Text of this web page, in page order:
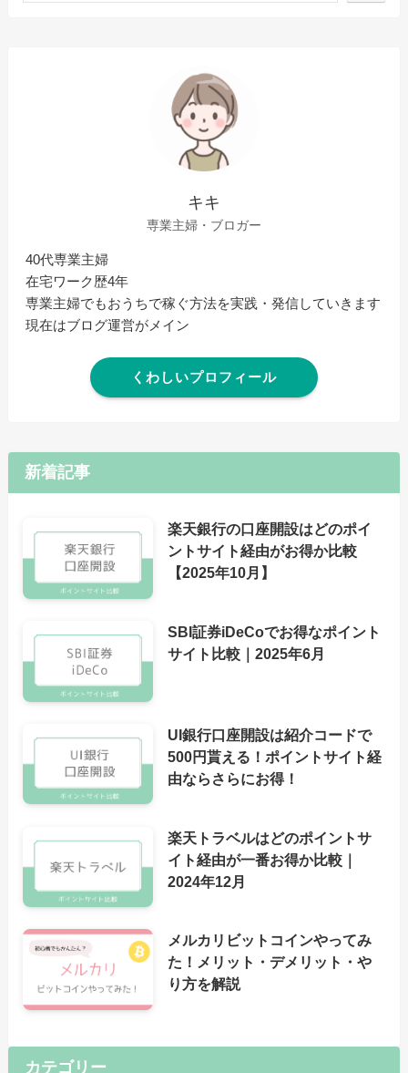
キキ
専業主婦・ブロガー
40代専業主婦
在宅ワーク歴4年
専業主婦でもおうちで稼ぐ方法を実践・発信していきます
現在はブログ運営がメイン
くわしいプロフィール
新着記事
楽天銀行の口座開設はどのポイ
ントサイト経由がお得か比較
【2025年10月】
SBI証券iDeCoでお得なポイント
サイト比較｜2025年6月
UI銀行口座開設は紹介コードで
500円貰える！ポイントサイト経
由ならさらにお得！
楽天トラベルはどのポイントサ
イト経由が一番お得か比較｜
2024年12月
メルカリビットコインやってみ
た！メリット・デメリット・や
り方を解説
カテゴリー